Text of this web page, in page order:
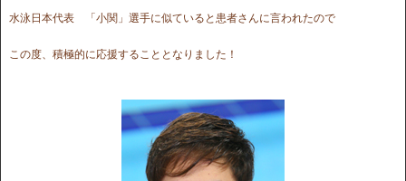
水泳日本代表 「小関」選手に似ていると患者さんに言われたので
この度、積極的に応援することとなりました！